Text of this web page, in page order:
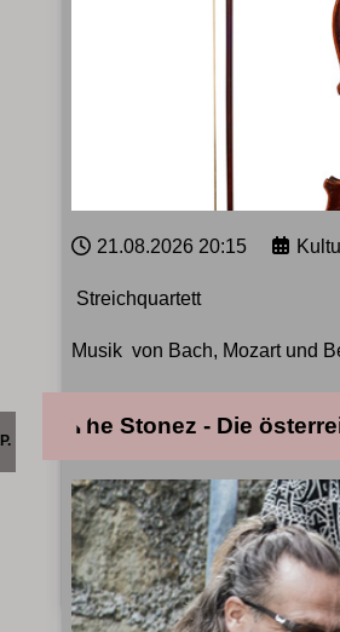
21.08.2026 20:15
Streichquartett
Musik von Bach, Mozart und
info@kulturverein.achensee.at
Mehr lesen
The Stonez - Die